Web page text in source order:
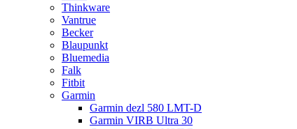
Thinkware
Vantrue
Becker
Blaupunkt
Bluemedia
Falk
Fitbit
Garmin
Garmin dezl 580 LMT-D
Garmin VIRB Ultra 30